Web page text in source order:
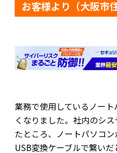
お客様より（大阪市
業務で使用しているノー
くなりました。社内のシ
たところ、ノートパソコ
USB変換ケーブルで繋い